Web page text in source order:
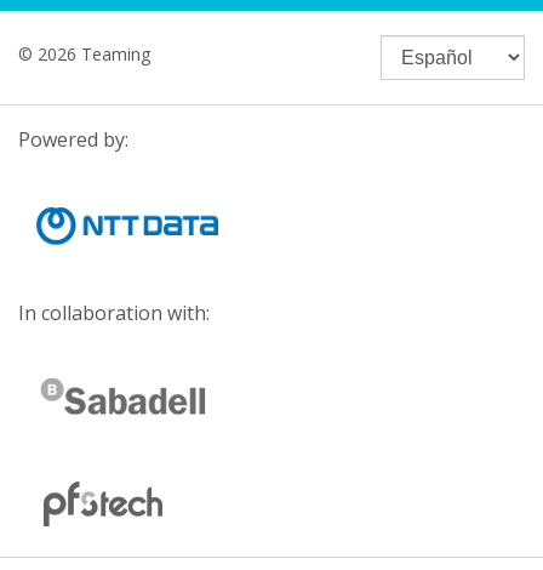
© 2026 Teaming
Powered by:
In collaboration with: